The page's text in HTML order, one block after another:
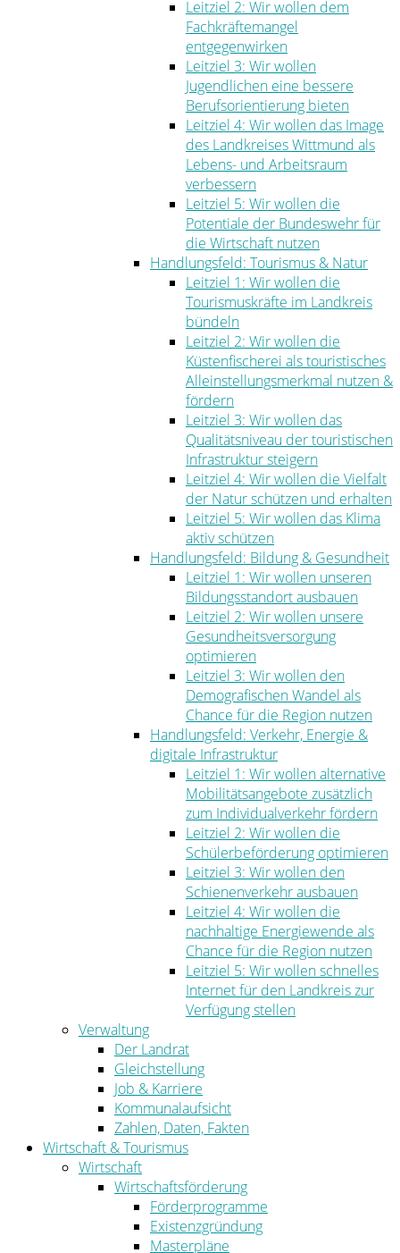
Leitziel 2: Wir wollen dem
Fachkräftemangel
entgegenwirken
Leitziel 3: Wir wollen
Jugendlichen eine bessere
Berufsorientierung bieten
Leitziel 4: Wir wollen das Image
des Landkreises Wittmund als
Lebens- und Arbeitsraum
verbessern
Leitziel 5: Wir wollen die
Potentiale der Bundeswehr für
die Wirtschaft nutzen
Handlungsfeld: Tourismus & Natur
Leitziel 1: Wir wollen die
Tourismuskräfte im Landkreis
bündeln
Leitziel 2: Wir wollen die
Küstenfischerei als touristisches
Alleinstellungsmerkmal nutzen &
fördern
Leitziel 3: Wir wollen das
Qualitätsniveau der touristischen
Infrastruktur steigern
Leitziel 4: Wir wollen die Vielfalt
der Natur schützen und erhalten
Leitziel 5: Wir wollen das Klima
aktiv schützen
Handlungsfeld: Bildung & Gesundheit
Leitziel 1: Wir wollen unseren
Bildungsstandort ausbauen
Leitziel 2: Wir wollen unsere
Gesundheitsversorgung
optimieren
Leitziel 3: Wir wollen den
Demografischen Wandel als
Chance für die Region nutzen
Handlungsfeld: Verkehr, Energie &
digitale Infrastruktur
Leitziel 1: Wir wollen alternative
Mobilitätsangebote zusätzlich
zum Individualverkehr fördern
Leitziel 2: Wir wollen die
Schülerbeförderung optimieren
Leitziel 3: Wir wollen den
Schienenverkehr ausbauen
Leitziel 4: Wir wollen die
nachhaltige Energiewende als
Chance für die Region nutzen
Leitziel 5: Wir wollen schnelles
Internet für den Landkreis zur
Verfügung stellen
Verwaltung
Der Landrat
Gleichstellung
Job & Karriere
Kommunalaufsicht
Zahlen, Daten, Fakten
Wirtschaft & Tourismus
Wirtschaft
Wirtschaftsförderung
Förderprogramme
Existenzgründung
Masterpläne